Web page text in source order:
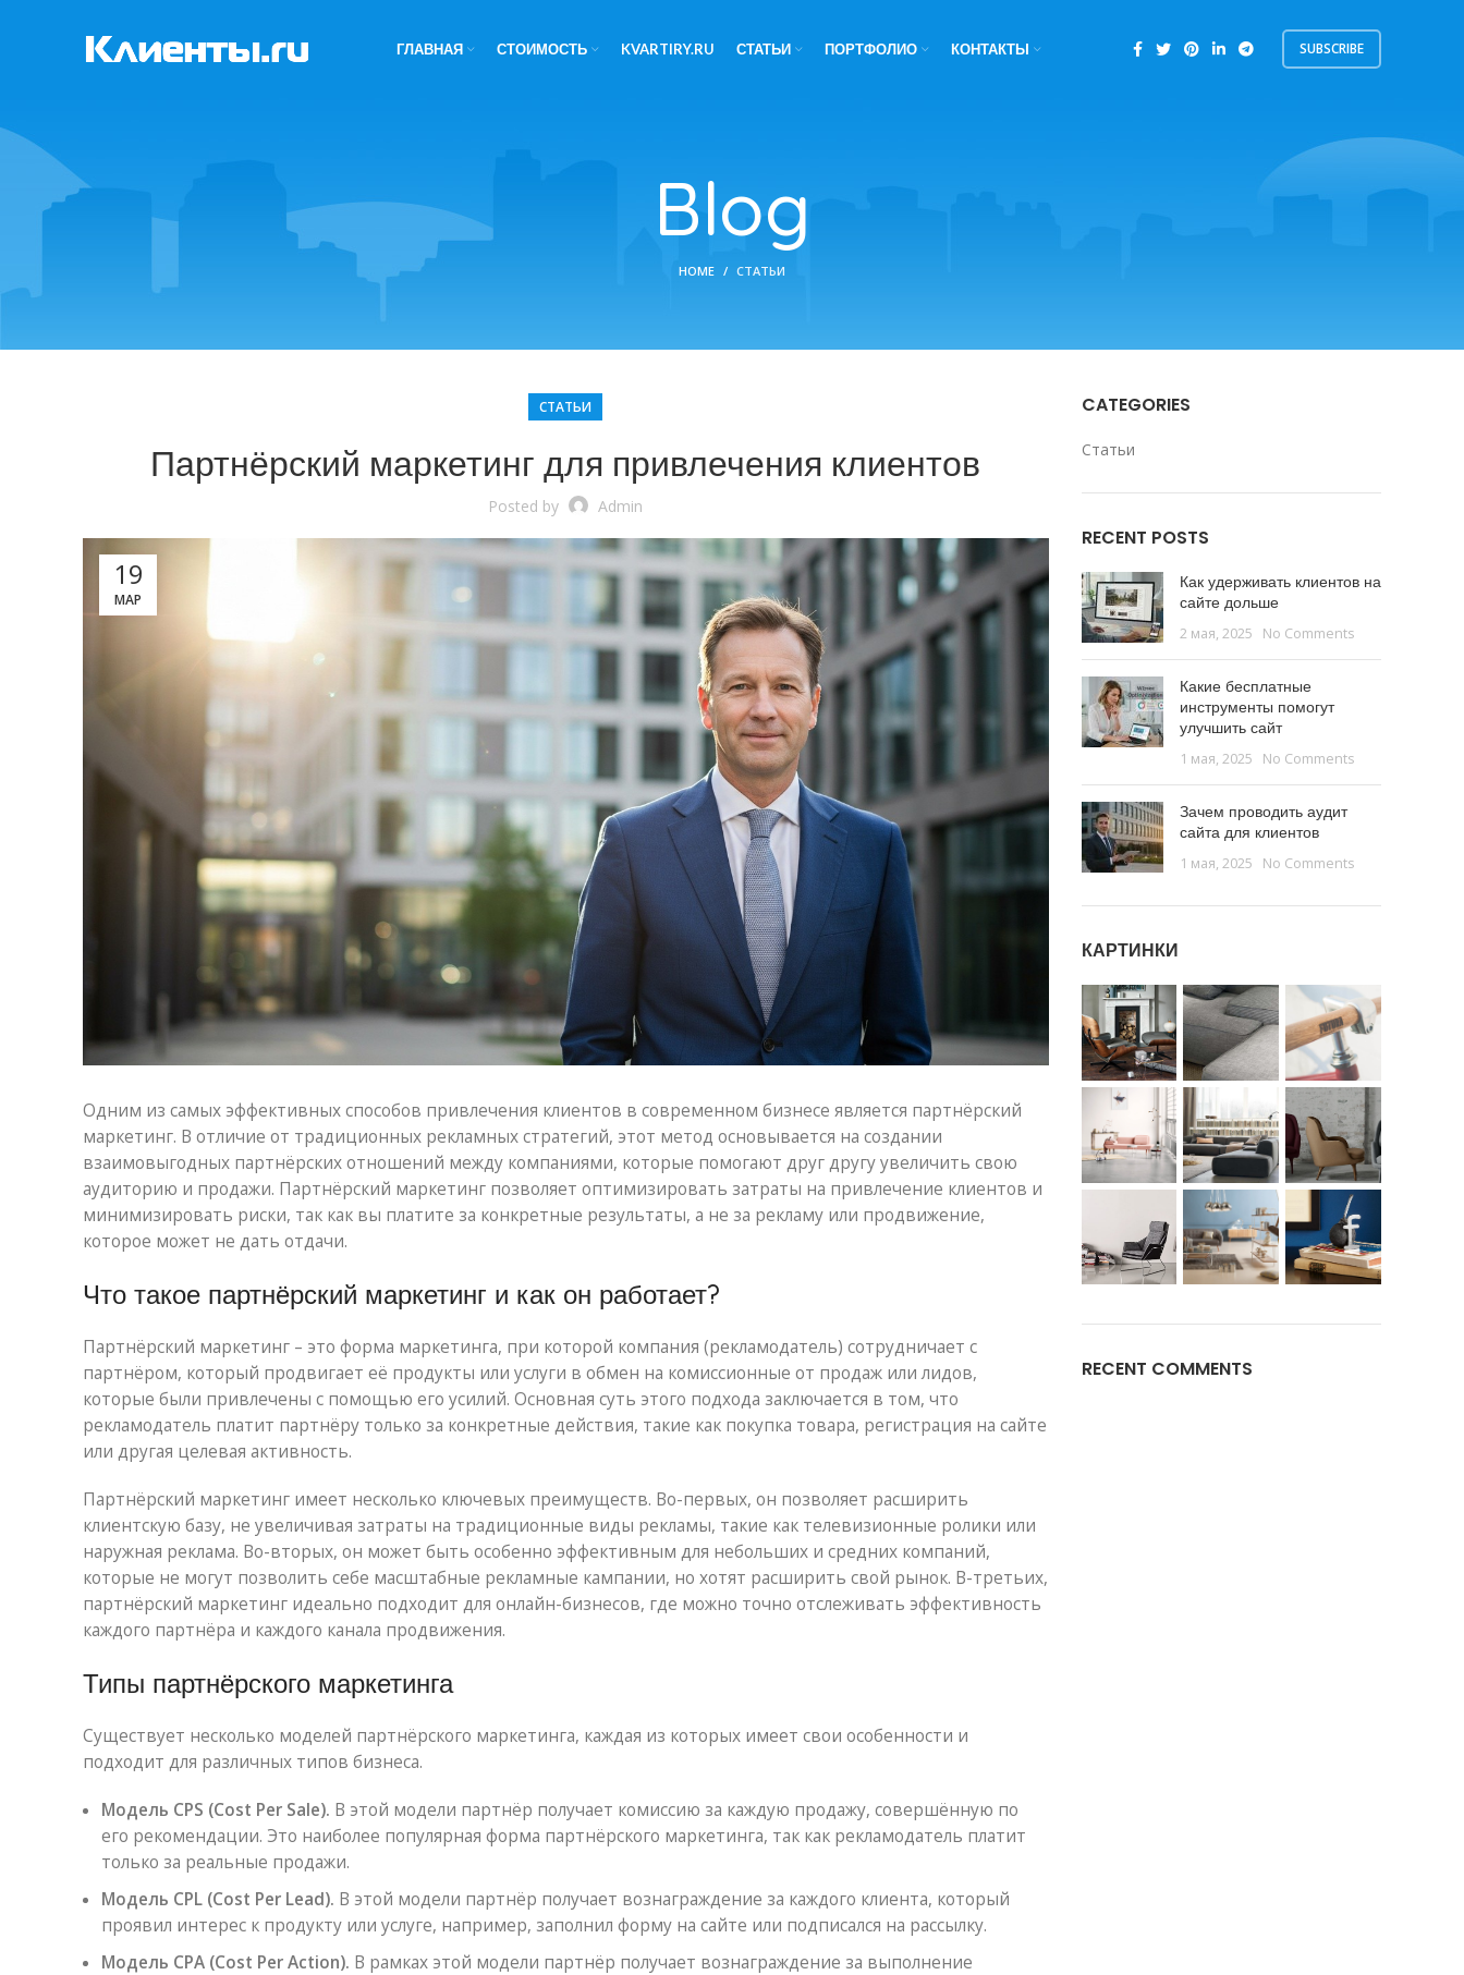
ГЛАВНАЯ СТОИМОСТЬ KVARTIRY.RU СТАТЬИ ПОРТФОЛИО КОНТАКТЫ SUBSCRIBE
Blog
HOME СТАТЬИ
СТАТЬИ
Партнёрский маркетинг для привлечения клиентов
Posted by Admin
19
МАР
Одним из самых эффективных способов привлечения клиентов в современном бизнесе является партнёрский
маркетинг. В отличие от традиционных рекламных стратегий, этот метод основывается на создании
взаимовыгодных партнёрских отношений между компаниями, которые помогают друг другу увеличить свою
аудиторию и продажи. Партнёрский маркетинг позволяет оптимизировать затраты на привлечение клиентов и
минимизировать риски, так как вы платите за конкретные результаты, а не за рекламу или продвижение,
которое может не дать отдачи.
Что такое партнёрский маркетинг и как он работает?
Партнёрский маркетинг – это форма маркетинга, при которой компания (рекламодатель) сотрудничает с
партнёром, который продвигает её продукты или услуги в обмен на комиссионные от продаж или лидов,
которые были привлечены с помощью его усилий. Основная суть этого подхода заключается в том, что
рекламодатель платит партнёру только за конкретные действия, такие как покупка товара, регистрация на сайте
или другая целевая активность.
Партнёрский маркетинг имеет несколько ключевых преимуществ. Во-первых, он позволяет расширить
клиентскую базу, не увеличивая затраты на традиционные виды рекламы, такие как телевизионные ролики или
наружная реклама. Во-вторых, он может быть особенно эффективным для небольших и средних компаний,
которые не могут позволить себе масштабные рекламные кампании, но хотят расширить свой рынок. В-третьих,
партнёрский маркетинг идеально подходит для онлайн-бизнесов, где можно точно отслеживать эффективность
каждого партнёра и каждого канала продвижения.
Типы партнёрского маркетинга
Существует несколько моделей партнёрского маркетинга, каждая из которых имеет свои особенности и
подходит для различных типов бизнеса.
Модель CPS (Cost Per Sale). В этой модели партнёр получает комиссию за каждую продажу, совершённую по
его рекомендации. Это наиболее популярная форма партнёрского маркетинга, так как рекламодатель платит
только за реальные продажи.
Модель CPL (Cost Per Lead). В этой модели партнёр получает вознаграждение за каждого клиента, который
проявил интерес к продукту или услуге, например, заполнил форму на сайте или подписался на рассылку.
Модель CPA (Cost Per Action). В рамках этой модели партнёр получает вознаграждение за выполнение
CATEGORIES
Статьи
RECENT POSTS
Как удерживать клиентов на
сайте дольше
2 мая, 2025 No Comments
Какие бесплатные
инструменты помогут
улучшить сайт
1 мая, 2025 No Comments
Зачем проводить аудит
сайта для клиентов
1 мая, 2025 No Comments
КАРТИНКИ
RECENT COMMENTS